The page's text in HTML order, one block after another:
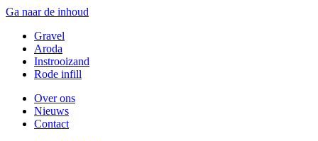
Ga naar de inhoud
Gravel
Aroda
Instrooizand
Rode infill
Over ons
Nieuws
Contact